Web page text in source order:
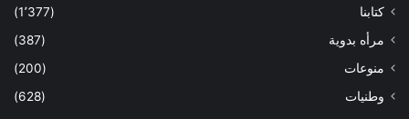
كتابنا
(1٬377)
مرأه بدوية
(387)
منوعات
(200)
وطنيات
(628)